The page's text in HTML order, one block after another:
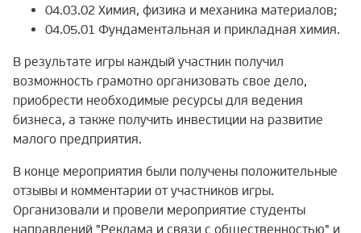
04.03.02 Химия, физика и механика материалов;
04.05.01 Фундаментальная и прикладная химия.
В результате игры каждый участник получил
возможность грамотно организовать свое дело,
приобрести необходимые ресурсы для ведения
бизнеса, а также получить инвестиции на развитие
малого предприятия.
В конце мероприятия были получены положительные
отзывы и комментарии от участников игры.
Организовали и провели мероприятие студенты
направлений "Реклама и связи с общественностью" и